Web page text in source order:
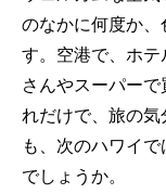
のなかに何度か、
す。空港で、ホ
さんやスーパー
れだけで、旅の気
も、次のハワイ
でしょうか。